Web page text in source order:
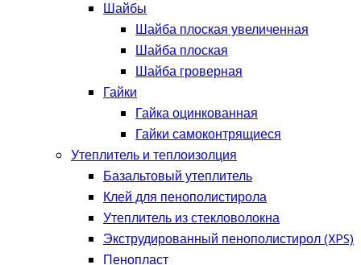
Шайбы
Шайба плоская увеличенная
Шайба плоская
Шайба гроверная
Гайки
Гайка оцинкованная
Гайки самоконтрящиеся
Утеплитель и теплоизолция
Базальтовый утеплитель
Клей для пенополистирола
Утеплитель из стекловолокна
Экструдированный пенополистирол (XPS)